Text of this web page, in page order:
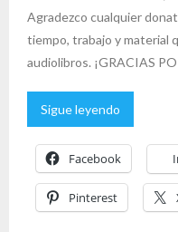
Agradezco cualquier
tiempo, trabajo y material
audiolibros. ¡GRACIAS
Sigue leyendo
Facebook
Pinterest